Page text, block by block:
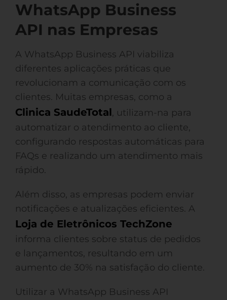
WhatsApp Business
API nas Empresas
A WhatsApp Business API viabiliza
diferentes aplicações práticas que
revolucionam a comunicação com os
clientes. Muitas empresas, como a
Clinica SaudeTotal, utilizam-na para
automatizar o atendimento ao cliente,
configurando respostas automáticas para
FAQs e realizando um atendimento mais
rápido.
Além disso, as empresas podem enviar
notificações e atualizações eficientes. A
Loja de Eletrônicos TechZone
informa clientes sobre status de pedidos
e lançamentos, resultando em um
aumento de 30% na satisfação do cliente.
Utilizar a WhatsApp Business API